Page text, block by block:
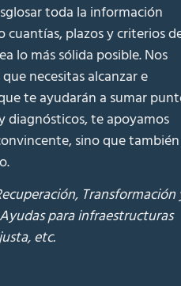
toda la información
cuantías, plazos y criterios
lo más sólida posible. Nos
necesitas alcanzar e
te ayudarán a sumar
diagnósticos, te apoyamos
sino que también
Transformación
para infraestructuras
etc.